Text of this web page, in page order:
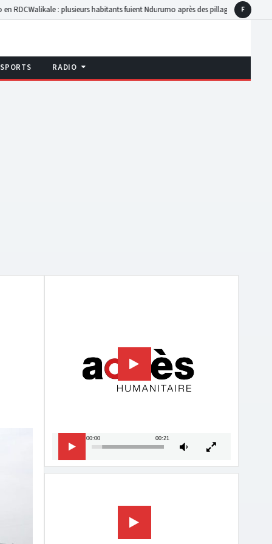
: plusieurs habitants fuient Ndurumo après des pillages signalés sur l’axe Goma-
F
SPORTS RADIO
00:00 00:21